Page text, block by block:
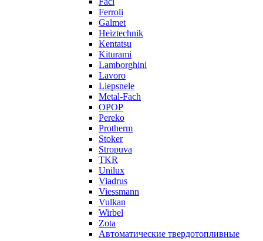
Ferroli
Galmet
Heiztechnik
Kentatsu
Kiturami
Lamborghini
Lavoro
Liepsnele
Metal-Fach
OPOP
Pereko
Protherm
Stoker
Stropuva
TKR
Unilux
Viadrus
Viessmann
Vulkan
Wirbel
Zota
Автоматические твердотопливные